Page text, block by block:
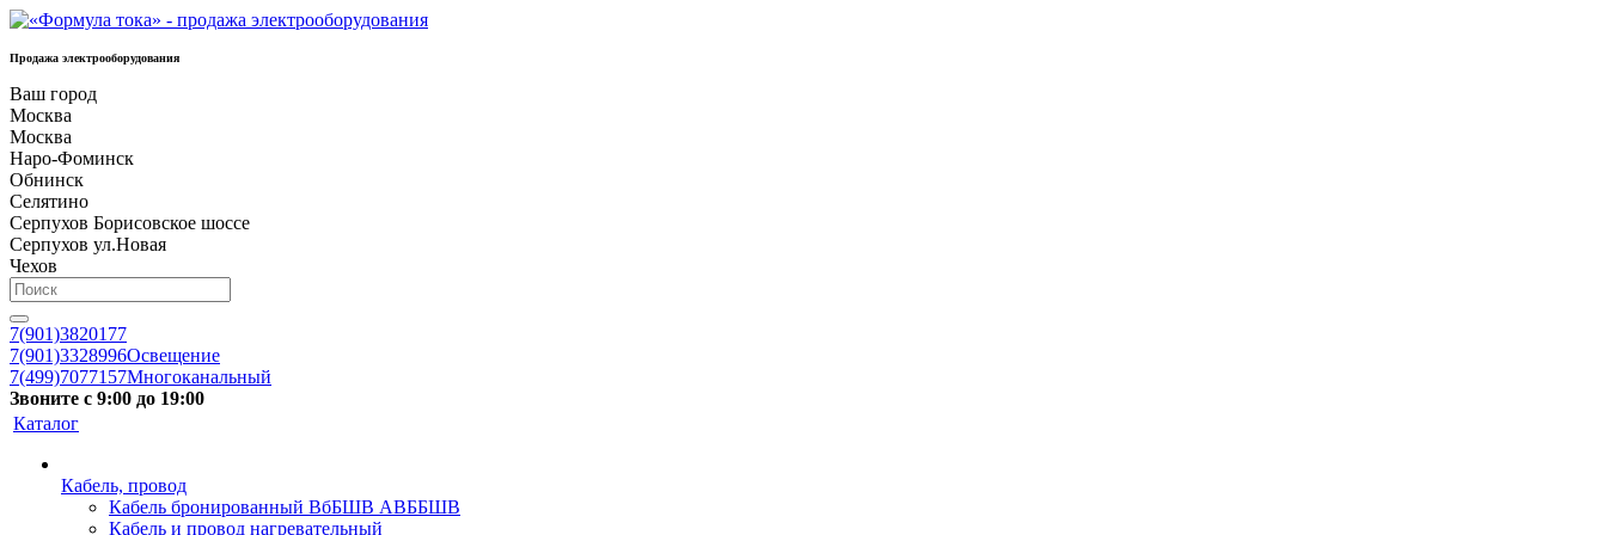
Продажа электрооборудования
Ваш город
Москва
Москва
Наро-Фоминск
Обнинск
Селятино
Серпухов Борисовское шоссе
Серпухов ул.Новая
Чехов
7(901)3820177
7(901)3328996Освещение
7(499)7077157Многоканальный
Звоните с 9:00 до 19:00
Каталог
Кабель, провод
Кабель бронированный ВбБШВ АВББШВ
Кабель и провод нагревательный